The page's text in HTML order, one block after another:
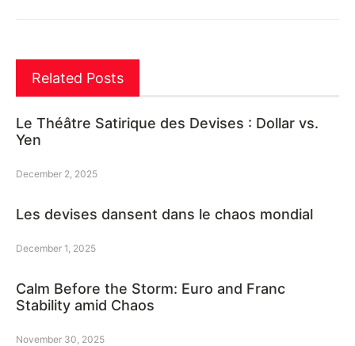
Related Posts
Le Théâtre Satirique des Devises : Dollar vs.
Yen
December 2, 2025
Les devises dansent dans le chaos mondial
December 1, 2025
Calm Before the Storm: Euro and Franc
Stability amid Chaos
November 30, 2025